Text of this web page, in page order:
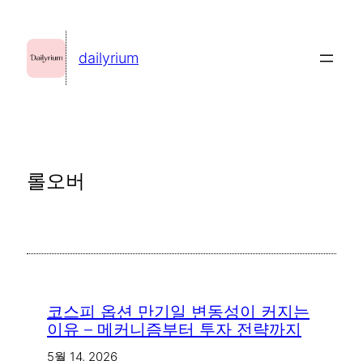
dailyrium
롤오버
코스피 옵션 만기일 변동성이 커지는
이유 – 메커니즘부터 투자 전략까지
5월 14, 2026